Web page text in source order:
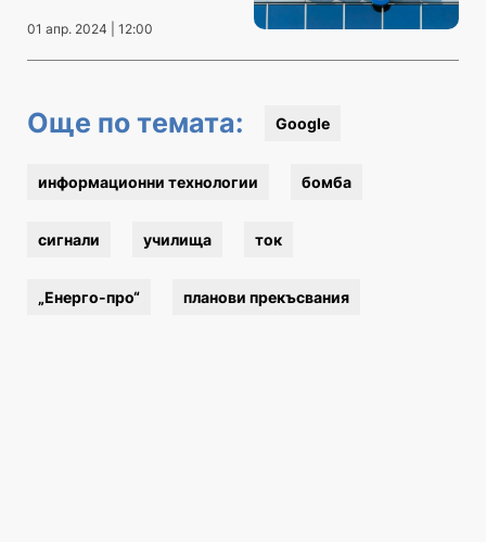
01 апр. 2024 | 12:00
Още по темата: Google
информационни технологии бомба
сигнали училища ток
„Енерго-про“ планови прекъсвания